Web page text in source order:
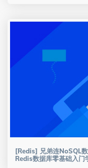
[Redis] 兄弟连NoSQL
Redis数据库零基础入门